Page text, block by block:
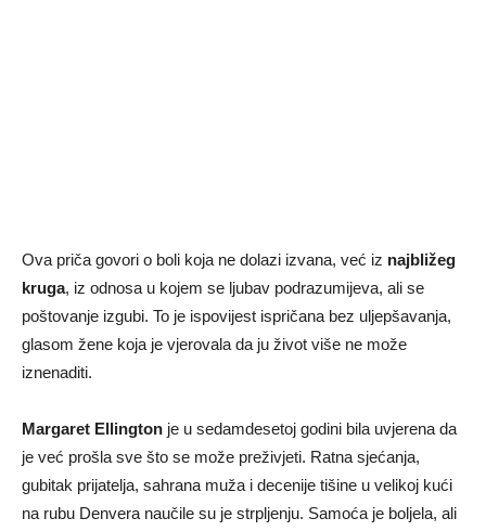
Ova priča govori o boli koja ne dolazi izvana, već iz najbližeg
kruga, iz odnosa u kojem se ljubav podrazumijeva, ali se
poštovanje izgubi. To je ispovijest ispričana bez uljepšavanja,
glasom žene koja je vjerovala da ju život više ne može
iznenaditi.
Margaret Ellington je u sedamdesetoj godini bila uvjerena da
je već prošla sve što se može preživjeti. Ratna sjećanja,
gubitak prijatelja, sahrana muža i decenije tišine u velikoj kući
na rubu Denvera naučile su je strpljenju. Samoća je boljela, ali